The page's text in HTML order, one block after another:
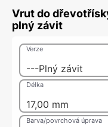
Vrut do
plný závit
---Plný závit
Verze
17,00 mm
Délka
Barva/povrchová úprava